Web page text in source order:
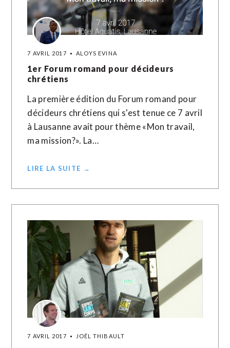
7 AVRIL 2017 ALOYS EVINA
1er Forum romand pour décideurs
chrétiens
La première édition du Forum romand pour
décideurs chrétiens qui s'est tenue ce 7 avril
à Lausanne avait pour thème «Mon travail,
ma mission?». La…
LIRE LA SUITE →
7 AVRIL 2017 JOËL THIBAULT